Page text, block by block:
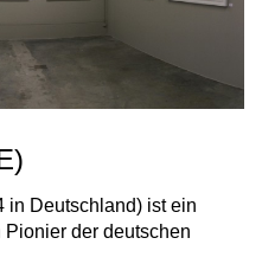
in Deutschland) ist ein
Pionier der deutschen